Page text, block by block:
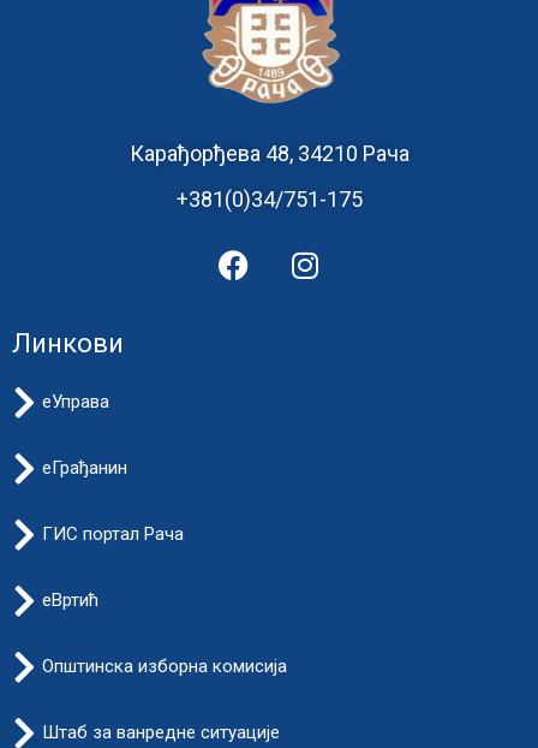
Карађорђева 48, 34210 Рача
+381(0)34/751-175
Линкови
еУправа
еГрађанин
ГИС портал Рача
еВртић
Општинска изборна комисија
Штаб за ванредне ситуације